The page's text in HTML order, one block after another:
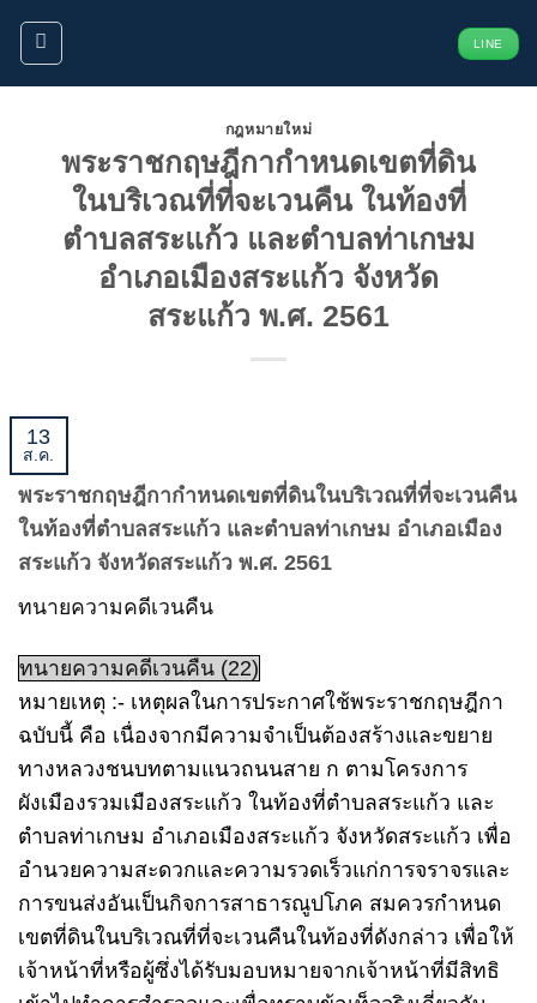
ข้าม
ยัง
LINE
กฎหมายใหม่
พระราชกฤษฎีกากำหนดเขตที่ดิน
ในบริเวณที่ที่จะเวนคืน ในท้องที่
ตำบลสระแก้ว และตำบลท่าเกษม
อำเภอเมืองสระแก้ว จังหวัด
สระแก้ว พ.ศ. 2561
13
ส.ค.
พระราชกฤษฎีกากำหนดเขตที่ดินในบริเวณที่ที่จะเวนคืน
ในท้องที่ตำบลสระแก้ว และตำบลท่าเกษม อำเภอเมือง
สระแก้ว จังหวัดสระแก้ว พ.ศ. 2561
ทนายความคดีเวนคืน
ทนายความคดีเวนคืน (22)
หมายเหตุ :- เหตุผลในการประกาศใช้พระราชกฤษฎีกา
ฉบับนี้ คือ เนื่องจากมีความจำเป็นต้องสร้างและขยาย
ทางหลวงชนบทตามแนวถนนสาย ก ตามโครงการ
ผังเมืองรวมเมืองสระแก้ว ในท้องที่ตำบลสระแก้ว และ
ตำบลท่าเกษม อำเภอเมืองสระแก้ว จังหวัดสระแก้ว เพื่อ
อำนวยความสะดวกและความรวดเร็วแก่การจราจรและ
การขนส่งอันเป็นกิจการสาธารณูปโภค สมควรกำหนด
เขตที่ดินในบริเวณที่ที่จะเวนคืนในท้องที่ดังกล่าว เพื่อให้
เจ้าหน้าที่หรือผู้ซึ่งได้รับมอบหมายจากเจ้าหน้าที่มีสิทธิ